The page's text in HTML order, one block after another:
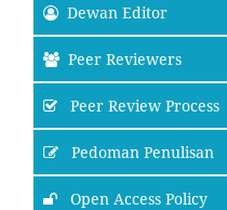
Dewan Editor
Peer Reviewers
Peer Review Process
Pedoman Penulisan
Open Access Policy